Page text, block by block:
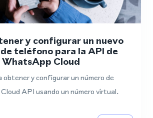
y configurar un nuevo
teléfono para la API de
WhatsApp Cloud
obtener y configurar un número de
API usando un número virtual.